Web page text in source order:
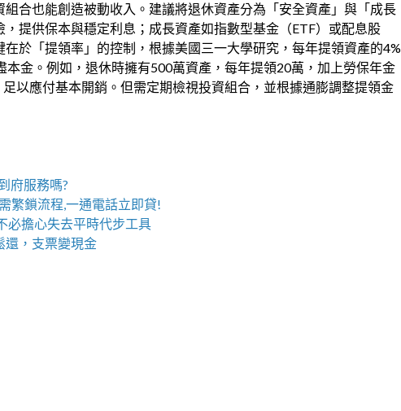
合也能創造被動收入。建議將退休資產分為「安全資產」與「成長
提供保本與穩定利息；成長資產如指數型基金（ETF）或配息股
於「提領率」的控制，根據美國三一大學研究，每年提領資產的4%
金。例如，退休時擁有500萬資產，每年提領20萬，加上勞保年金
以應付基本開銷。但需定期檢視投資組合，並根據通膨調整提領金
府服務嗎?
繁鎖流程,一通電話立即貸!
必擔心失去平時代步工具
還，支票變現金